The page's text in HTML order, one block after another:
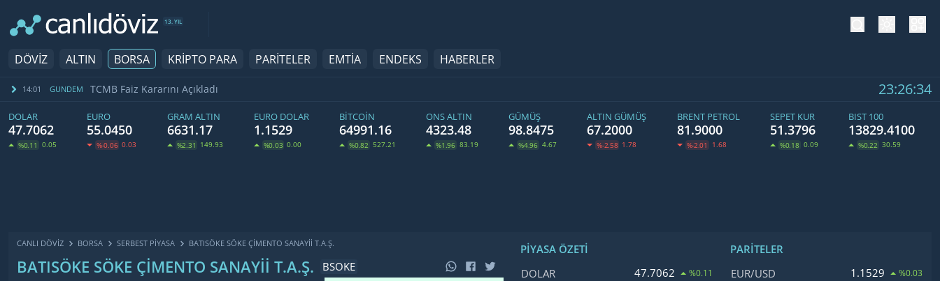
13. YIL
DÖVİZ ALTIN BORSA KRİPTO PARA PARİTELER EMTİA ENDEKS HABERLER
14:01 GUNDEM TCMB Faiz Kararını Açıkladı 23:26:35
DOLAR
47.7062
%0.11 0.05
EURO
55.0450
%-0.06 0.03
GRAM ALTIN
6631.17
%2.31 149.93
EURO DOLAR
1.1529
%0.03 0.00
BITCOIN
64991.16
%0.82 527.21
ONS ALTIN
4323.48
%1.96 83.19
GÜMÜŞ
98.8475
%4.96 4.67
ALTIN GÜMÜŞ
67.2000
%-2.58 1.78
BRENT PETROL
81.9000
%-2.01 1.68
SEPET KUR
51.3796
%0.18 0.09
BIST 100
13829.4100
%0.22 30.59
CANLI DÖVİZ BORSA SERBEST PIYASA BATISÖKE SÖKE ÇİMENTO SANAYİİ T.A.Ş.
BATISÖKE SÖKE ÇİMENTO SANAYİİ T.A.Ş. BSOKE
PIYASA ÖZETI
İsim, Kod Fiyat, Değişim
DOLAR 47.7062 %0.11
PARITELER
İsim, Kod Fiyat, Değişim
EUR/USD 1.1529 %0.03